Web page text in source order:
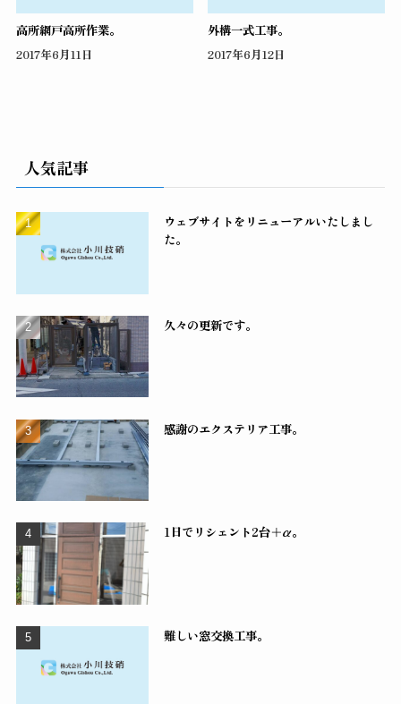
高所網戸高所作業。
2017年6月11日
外構一式工事。
2017年6月12日
人気記事
ウェブサイトをリニューアルいたしまし
た。
久々の更新です。
感謝のエクステリア工事。
1日でリシェント2台＋α。
難しい窓交換工事。